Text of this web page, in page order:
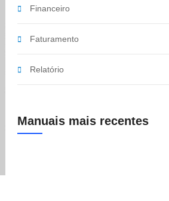
Financeiro
Faturamento
Relatório
Manuais mais recentes